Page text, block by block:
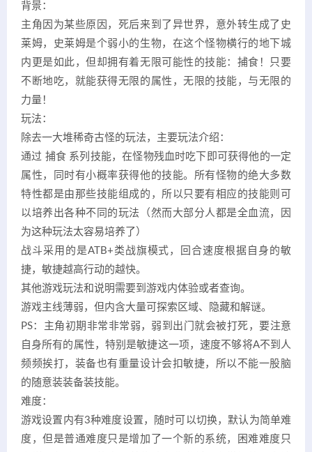
背景：
主角因为某些原因，死后来到了异世界，意外转生成了史
莱姆，史莱姆是个弱小的生物，在这个怪物横行的地下城
内更是如此，但却拥有着无限可能性的技能：捕食！只要
不断地吃，就能获得无限的属性，无限的技能，与无限的
力量！
玩法：
除去一大堆稀奇古怪的玩法，主要玩法介绍：
通过 捕食 系列技能，在怪物残血时吃下即可获得他的一定
属性，同时有小概率获得他的技能。所有怪物的绝大多数
特性都是由那些技能组成的，所以只要有相应的技能则可
以培养出各种不同的玩法（然而大部分人都是全血流，因
为这种玩法太容易培养了）
战斗采用的是ATB+类战旗模式，回合速度根据自身的敏
捷，敏捷越高行动的越快。
其他游戏玩法和说明需要到游戏内体验或者查询。
游戏主线薄弱，但内含大量可探索区域、隐藏和解谜。
PS：主角初期非常非常弱，弱到出门就会被打死，要注意
自身所有的属性，特别是敏捷这一项，速度不够将A不到人
频频挨打，装备也有重量设计会扣敏捷，所以不能一股脑
的随意装装备装技能。
难度：
游戏设置内有3种难度设置，随时可以切换，默认为简单难
度，但是普通难度只是增加了一个新的系统，困难难度只